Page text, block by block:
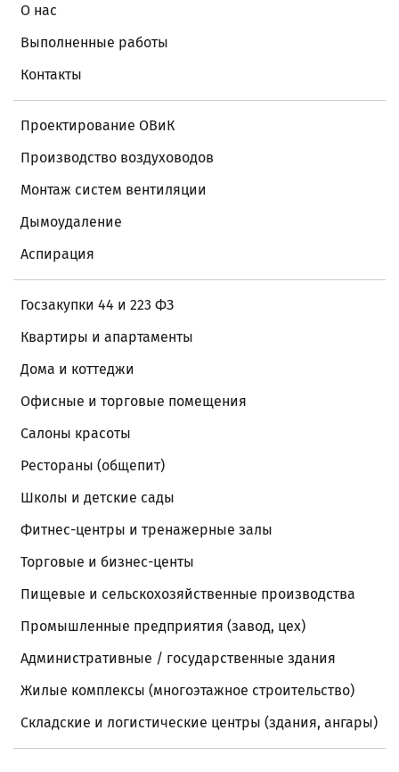
О нас
Выполненные работы
Контакты
Проектирование ОВиК
Производство воздуховодов
Монтаж систем вентиляции
Дымоудаление
Аспирация
Госзакупки 44 и 223 ФЗ
Квартиры и апартаменты
Дома и коттеджи
Офисные и торговые помещения
Салоны красоты
Рестораны (общепит)
Школы и детские сады
Фитнес-центры и тренажерные залы
Торговые и бизнес-центы
Пищевые и сельскохозяйственные производства
Промышленные предприятия (завод, цех)
Административные / государственные здания
Жилые комплексы (многоэтажное строительство)
Складские и логистические центры (здания, ангары)